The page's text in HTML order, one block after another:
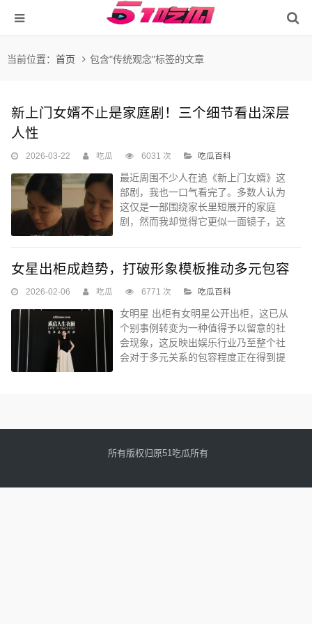
当前位置： 首页 包含"传统观念"标签的文章
新上门女婿不止是家庭剧！三个细节看出深层
人性
2026-03-22 吃瓜 6031 次 吃瓜百科
最近周围不少人在追《新上门女婿》这
部剧，我也一口气看完了。多数人认为
这仅是一部围绕家长里短展开的家庭
剧，然而我却觉得它更似一面镜子，这
女星出柜成趋势，打破形象模板推动多元包容
2026-02-06 吃瓜 6771 次 吃瓜百科
女明星 出柜有女明星公开出柜，这已从
个别事例转变为一种值得予以留意的社
会现象，这反映出娱乐行业乃至整个社
会对于多元关系的包容程度正在得到提
所有版权归原51吃瓜所有